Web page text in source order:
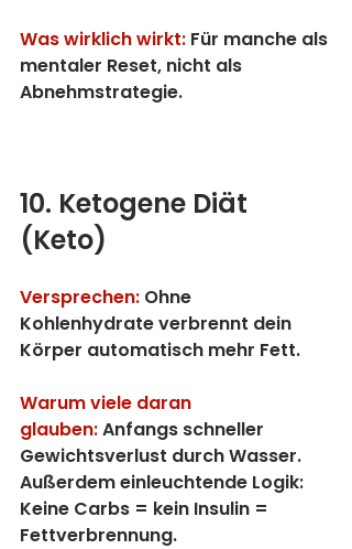
Was wirklich wirkt: Für manche als
mentaler Reset, nicht als
Abnehmstrategie.
10. Ketogene Diät
(Keto)
Versprechen: Ohne
Kohlenhydrate verbrennt dein
Körper automatisch mehr Fett.
Warum viele daran
glauben:Anfangs schneller
Gewichtsverlust durch Wasser.
Außerdem einleuchtende Logik:
Keine Carbs = kein Insulin =
Fettverbrennung.